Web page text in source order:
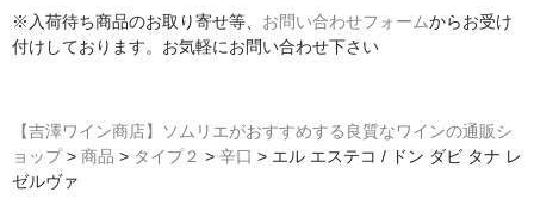
※入荷待ち商品のお取り寄せ等、 お問い合わせフォームからお受け
付けしております。お気軽にお問い合わせ下さい
【吉澤ワイン商店】ソムリエがおすすめする良質なワインの通販シ
ョップ> 商品 > タイプ２ > 辛口 > エル エステコ / ドン ダビ タナ レ
ゼルヴァ